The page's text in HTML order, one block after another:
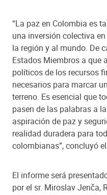
“La paz en Colombia es
una inversión colectiva
la región y al mundo. De
Estados Miembros a que
políticos de los recursos
necesarios para marcar
terreno. Es esencial que
pasen de las palabras a
aspiración de paz y
realidad duradera para
colombianas”, concluyó
El informe será
por el sr. Miroslav Jenča,